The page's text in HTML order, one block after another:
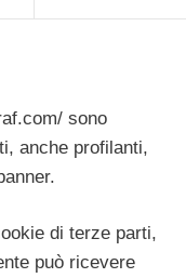
sono
anche profilanti,
di terze parti,
può ricevere